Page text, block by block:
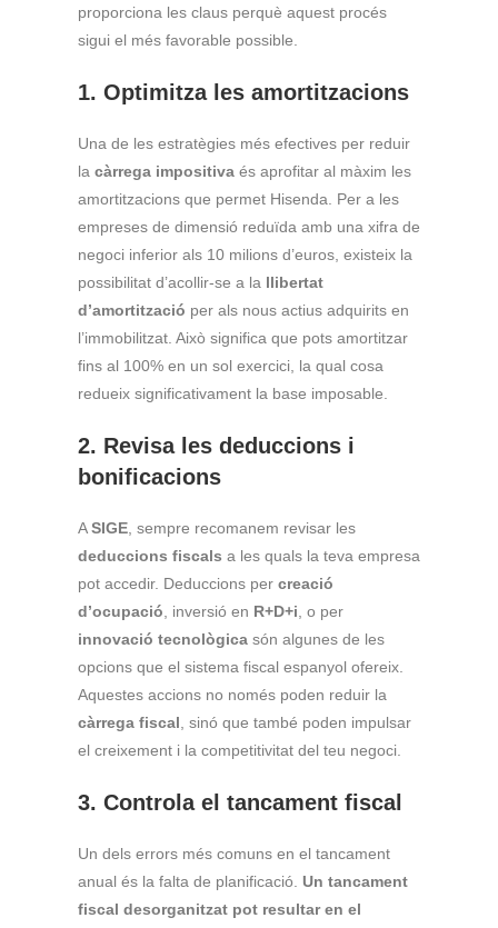
proporciona les claus perquè aquest procés
sigui el més favorable possible.
1. Optimitza les amortitzacions
Una de les estratègies més efectives per reduir
la càrrega impositiva és aprofitar al màxim les
amortitzacions que permet Hisenda. Per a les
empreses de dimensió reduïda amb una xifra de
negoci inferior als 10 milions d’euros, existeix la
possibilitat d’acollir-se a la llibertat
d’amortització per als nous actius adquirits en
l’immobilitzat. Això significa que pots amortitzar
fins al 100% en un sol exercici, la qual cosa
redueix significativament la base imposable.
2. Revisa les deduccions i
bonificacions
ASIGE, sempre recomanem revisar les
deduccions fiscals a les quals la teva empresa
pot accedir. Deduccions per creació
d’ocupació, inversió en R+D+i, o per
innovació tecnològica són algunes de les
opcions que el sistema fiscal espanyol ofereix.
Aquestes accions no només poden reduir la
càrrega fiscal, sinó que també poden impulsar
el creixement i la competitivitat del teu negoci.
3. Controla el tancament fiscal
Un dels errors més comuns en el tancament
anual és la falta de planificació. Un tancament
fiscal desorganitzat pot resultar en el